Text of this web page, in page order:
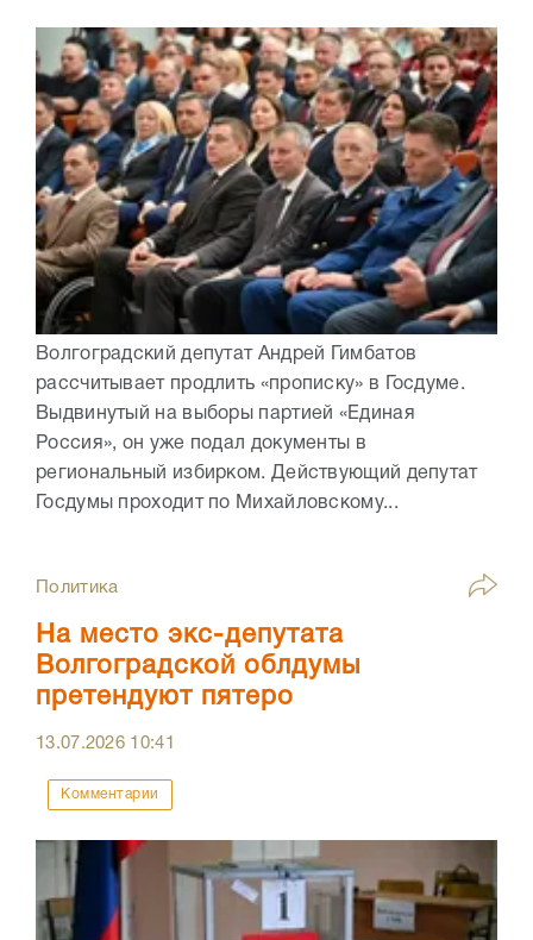
Волгоградский депутат Андрей Гимбатов
рассчитывает продлить «прописку» в Госдуме.
Выдвинутый на выборы партией «Единая
Россия», он уже подал документы в
региональный избирком. Действующий депутат
Госдумы проходит по Михайловскому...
Политика
На место экс-депутата
Волгоградской облдумы
претендуют пятеро
13.07.2026 10:41
Комментарии